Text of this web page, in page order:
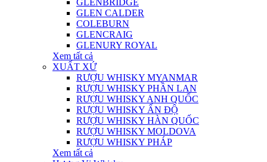
GLENBRIDGE
GLEN CALDER
COLEBURN
GLENCRAIG
GLENURY ROYAL
Xem tất cả
XUẤT XỨ
RƯỢU WHISKY MYANMAR
RƯỢU WHISKY PHẦN LAN
RƯỢU WHISKY ANH QUỐC
RƯỢU WHISKY ẤN ĐỘ
RƯỢU WHISKY HÀN QUỐC
RƯỢU WHISKY MOLDOVA
RƯỢU WHISKY PHÁP
Xem tất cả